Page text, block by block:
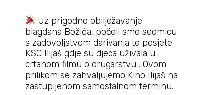
Uz prigodno obilježavanje
blagdana Božića, počeli smo sedmicu
s zadovoljstvom darivanja te posjete
KSC Ilijaš gdje su djeca uživala u
crtanom filmu o drugarstvu . Ovom
prilikom se zahvaljujemo Kino Ilijaš na
zastupljenom samostalnom terminu.